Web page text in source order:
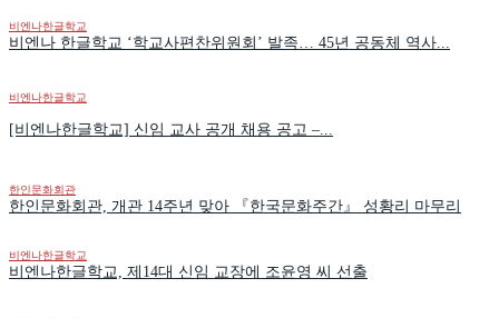
비엔나한글학교
비엔나 한글학교 ‘학교사편찬위원회’ 발족… 45년 공동체 역사...
비엔나한글학교
[비엔나한글학교] 신임 교사 공개 채용 공고 –...
한인문화회관
한인문화회관, 개관 14주년 맞아 『한국문화주간』 성황리 마무리
비엔나한글학교
비엔나한글학교, 제14대 신임 교장에 조윤영 씨 선출